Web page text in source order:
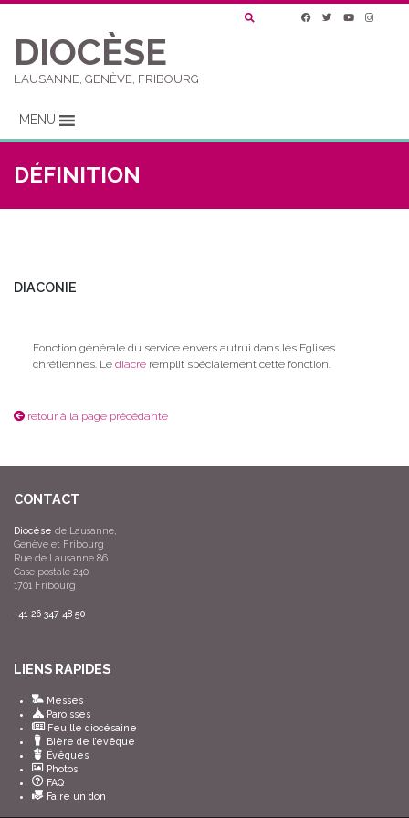
DIOCÈSE
LAUSANNE, GENÈVE, FRIBOURG
MENU
DÉFINITION
DIACONIE
Fonction générale du service envers autrui dans les Eglises
chrétiennes. Le diacreremplit spécialement cette fonction.
retour à la page précédante
CONTACT
Diocèse de Lausanne,
Genève et Fribourg
Rue de Lausanne 86
Case postale 240
1701 Fribourg
+41 26 347 48 50
LIENS RAPIDES
Messes
Paroisses
Feuille diocésaine
Bière de l’évêque
Évêques
Photos
FAQ
Faire un don